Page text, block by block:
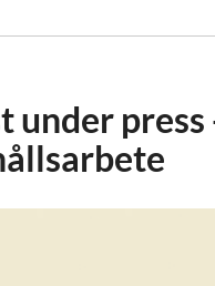
under press